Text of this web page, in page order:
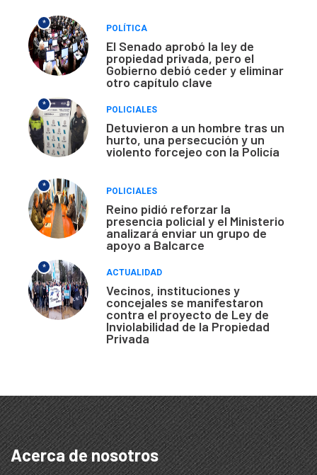
*
POLÍTICA
El Senado aprobó la ley de
propiedad privada, pero el
Gobierno debió ceder y eliminar
otro capítulo clave
*
POLICIALES
Detuvieron a un hombre tras un
hurto, una persecución y un
violento forcejeo con la Policía
*
POLICIALES
Reino pidió reforzar la
presencia policial y el Ministerio
analizará enviar un grupo de
apoyo a Balcarce
*
ACTUALIDAD
Vecinos, instituciones y
concejales se manifestaron
contra el proyecto de Ley de
Inviolabilidad de la Propiedad
Privada
Acerca de nosotros